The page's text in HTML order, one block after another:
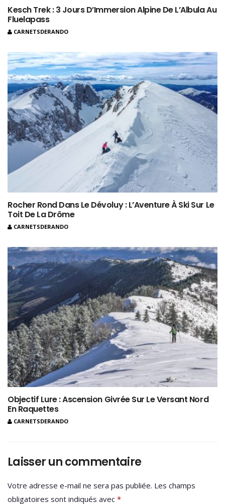
Kesch Trek : 3 Jours D’Immersion Alpine De L’Albula Au
Fluelapass
CARNETSDERANDO
Rocher Rond Dans Le Dévoluy : L’Aventure À Ski Sur Le
Toit De La Drôme
CARNETSDERANDO
Objectif Lure : Ascension Givrée Sur Le Versant Nord
En Raquettes
CARNETSDERANDO
Laisser un commentaire
Votre adresse e-mail ne sera pas publiée. Les champs
obligatoires sont indiqués avec *